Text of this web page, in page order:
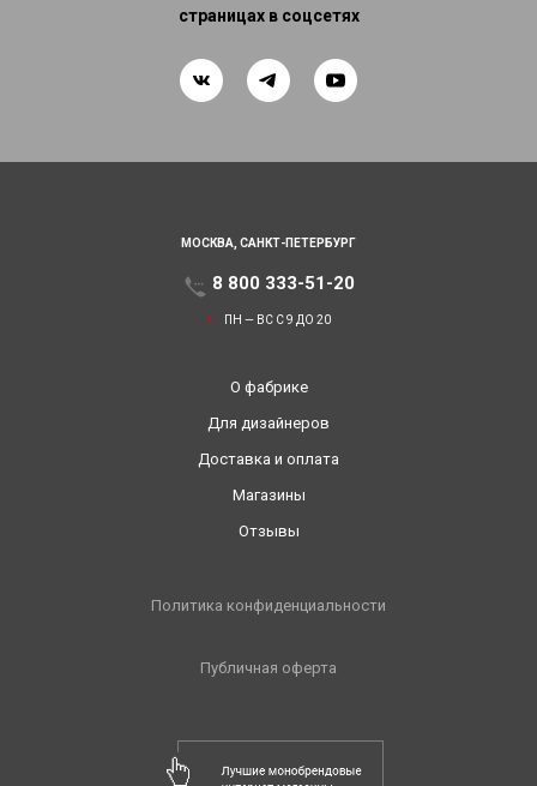
страницах в соцсетях
МОСКВА, САНКТ-ПЕТЕРБУРГ
8 800 333-51-20
ПН — ВС С 9 ДО 20
О фабрике
Для дизайнеров
Доставка и оплата
Магазины
Отзывы
Политика конфиденциальности
Публичная оферта